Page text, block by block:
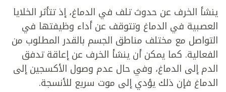
ينشأ الخرف عن حدوث تلف في الدماغ، إذ تتأثر الخلايا
العصبية في الدماغ وتتوقف عن أداء وظيفتها في
التواصل مع مختلف مناطق الجسم بالقدر المطلوب من
الفعالية. كما يمكن أن ينشأ الخرف عن إعاقة تدفق
الدم إلى الدماغ، وفي حال عدم وصول الأكسجين إلى
الدماغ فإن ذلك يؤدي إلى موت سريع للأنسجة.